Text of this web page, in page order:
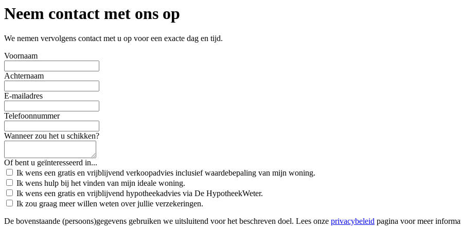
Neem contact met ons op
We nemen vervolgens contact met u op voor een exacte dag en tijd.
Voornaam
Achternaam
E-mailadres
Telefoonnummer
Wanneer zou het u schikken?
Of bent u geïnteresseerd in...
Ik wens een gratis en vrijblijvend verkoopadvies inclusief waardebepaling van mijn woning.
Ik wens hulp bij het vinden van mijn ideale woning.
Ik wens een gratis en vrijblijvend hypotheekadvies via De HypotheekWeter.
Ik zou graag meer willen weten over jullie verzekeringen.
De bovenstaande (persoons)gegevens gebruiken we uitsluitend voor het beschreven doel. Lees onze privacybeleid pagina voor meer